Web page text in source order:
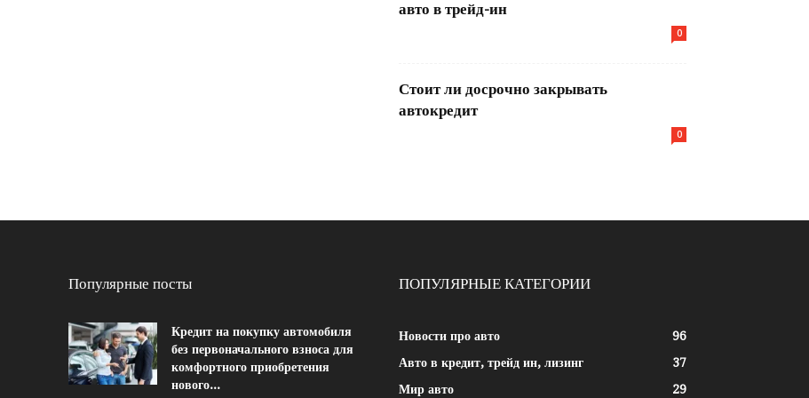
авто в трейд-ин
0
Стоит ли досрочно закрывать
автокредит
0
Популярные посты
Кредит на покупку автомобиля
без первоначального взноса для
комфортного приобретения
нового...
ПОПУЛЯРНЫЕ КАТЕГОРИИ
Новости про авто
96
Авто в кредит, трейд ин, лизинг
37
Мир авто
29